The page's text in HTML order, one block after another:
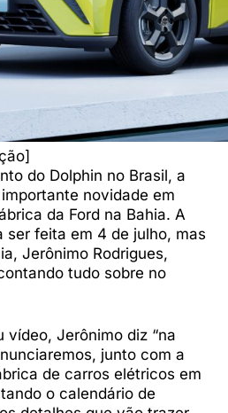
do Dolphin no Brasil, a
novidade em
da Ford na Bahia. A
ser feita em 4 de julho, mas
Jerônimo Rodrigues,
tudo sobre no
vídeo, Jerônimo diz “na
junto com a
de carros elétricos em
o calendário de